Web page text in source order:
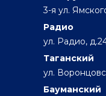
3-я ул.
Радио
ул. Радио,
Таганский
ул.
Бауманский